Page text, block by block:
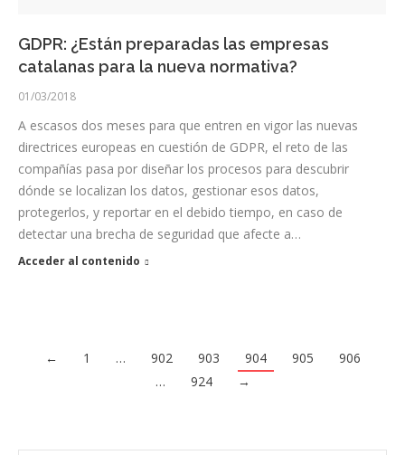
GDPR: ¿Están preparadas las empresas
catalanas para la nueva normativa?
01/03/2018
A escasos dos meses para que entren en vigor las nuevas
directrices europeas en cuestión de GDPR, el reto de las
compañías pasa por diseñar los procesos para descubrir
dónde se localizan los datos, gestionar esos datos,
protegerlos, y reportar en el debido tiempo, en caso de
detectar una brecha de seguridad que afecte a…
Acceder al contenido
← 1 … 902 903 904 905
906
…
924 →